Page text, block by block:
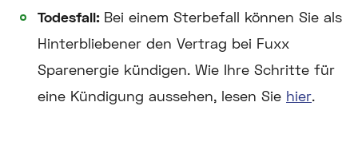
Todesfall: Bei einem Sterbefall können Sie als
Hinterbliebener den Vertrag bei Fuxx
Sparenergie kündigen. Wie Ihre Schritte für
eine Kündigung aussehen, lesen Sie hier.